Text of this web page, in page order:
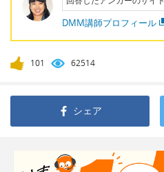
DMM講師プロフィール
101 62514
シェア